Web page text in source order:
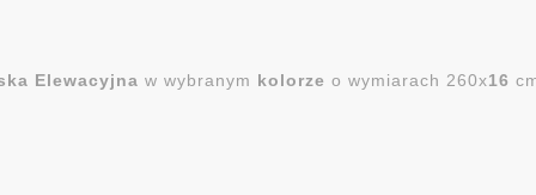
Elewacyjna w wybranym kolorze o wymiarach 260x16